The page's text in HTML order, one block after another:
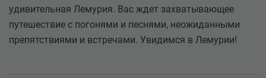
удивительная Лемурия. Вас ждет захватывающее
путешествие с погонями и песнями, неожиданными
препятствиями и встречами. Увидимся в Лемурии!